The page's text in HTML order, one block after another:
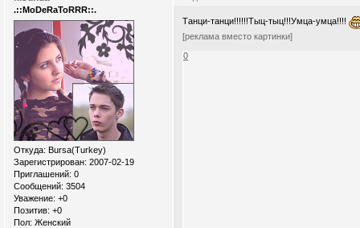
.::MoDeRaToRRR::.
Откуда: Bursa(Turkey)
Зарегистрирован: 2007-02-19
Приглашений: 0
Сообщений: 3504
Уважение: +0
Позитив: +0
Пол: Женский
Танци-танци!!!!!!Тыц-тыц!!!Умца-умца!!!!
[реклама вместо картинки]
0